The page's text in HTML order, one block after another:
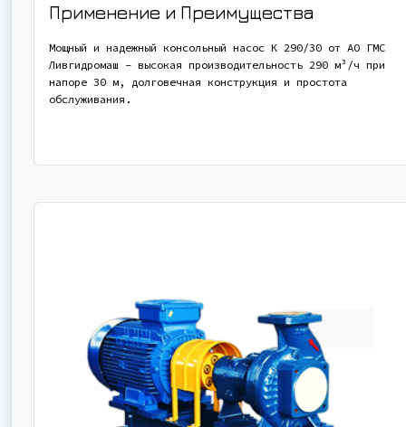
Применение и Преимущества
Мощный и надежный консольный насос К 290/30 от АО ГМС
Ливгидромаш - высокая производительность 290 м³/ч при
напоре 30 м, долговечная конструкция и простота
обслуживания.